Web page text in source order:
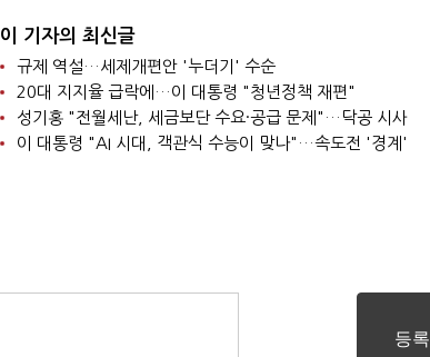
이 기자의 최신글
규제 역설…세제개편안 '누더기' 수순
20대 지지율 급락에…이 대통령 "청년정책 재편"
성기홍 "전월세난, 세금보단 수요·공급 문제"…닥공 시사
이 대통령 "AI 시대, 객관식 수능이 맞나"…속도전 '경계'